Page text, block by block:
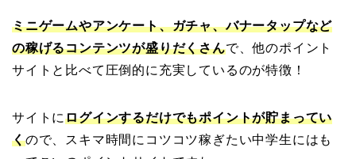
ミニゲームやアンケート、ガチャ、バナータップなど
の稼げるコンテンツが盛りだくさんで、他のポイント
サイトと比べて圧倒的に充実しているのが特徴！
サイトにログインするだけでもポイントが貯まってい
くので、スキマ時間にコツコツ稼ぎたい中学生にはも